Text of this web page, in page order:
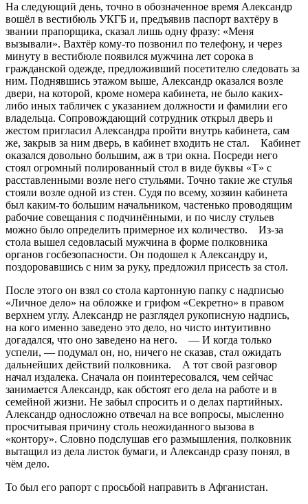
На следующий день, точно в обозначенное время Александр
вошёл в вестибюль УКГБ и, предъявив паспорт вахтёру в
звании прапорщика, сказал лишь одну фразу: «Меня
вызывали». Вахтёр кому-то позвонил по телефону, и через
минуту в вестибюле появился мужчина лет сорока в
гражданской одежде, предложивший посетителю следовать за
ним. Поднявшись этажом выше, Александр оказался возле
двери, на которой, кроме номера кабинета, не было каких-
либо иных табличек с указанием должности и фамилии его
владельца. Сопровождающий сотрудник открыл дверь и
жестом пригласил Александра пройти внутрь кабинета, сам
же, закрыв за ним дверь, в кабинет входить не стал. Кабинет
оказался довольно большим, аж в три окна. Посреди него
стоял огромный полированный стол в виде буквы «Т» с
расставленными возле него стульями. Точно такие же стулья
стояли возле одной из стен. Судя по всему, хозяин кабинета
был каким-то большим начальником, частенько проводящим
рабочие совещания с подчинёнными, и по числу стульев
можно было определить примерное их количество. Из-за
стола вышел седовласый мужчина в форме полковника
органов госбезопасности. Он подошел к Александру и,
поздоровавшись с ним за руку, предложил присесть за стол.
После этого он взял со стола картонную папку с надписью
«Личное дело» на обложке и грифом «Секретно» в правом
верхнем углу. Александр не разглядел рукописную надпись,
на кого именно заведено это дело, но чисто интуитивно
догадался, что оно заведено на него. — И когда только
успели, — подумал он, но, ничего не сказав, стал ожидать
дальнейших действий полковника. А тот свой разговор
начал издалека. Сначала он поинтересовался, чем сейчас
занимается Александр, как обстоят его дела на работе и в
семейной жизни. Не забыл спросить и о делах партийных.
Александр односложно отвечал на все вопросы, мысленно
просчитывая причину столь неожиданного вызова в
«контору». Словно подслушав его размышления, полковник
вытащил из дела листок бумаги, и Александр сразу понял, в
чём дело.
То был его рапорт с просьбой направить в Афганистан.